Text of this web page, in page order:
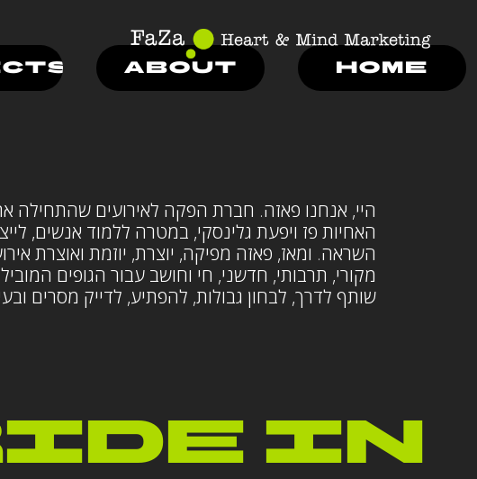
HOME
ABOUT
האחיות פז ויפעת גלינסקי, במטרה ללמוד אנשים,
השראה. ומאז, פאזה מפיקה, יוצרת, יוזמת ואוצרת
מקורי, תרבותי, חדשני, חי וחושב עבור הגופים
שותף לדרך, לבחון גבולות, להפתיע, לדייק מסרים
IN